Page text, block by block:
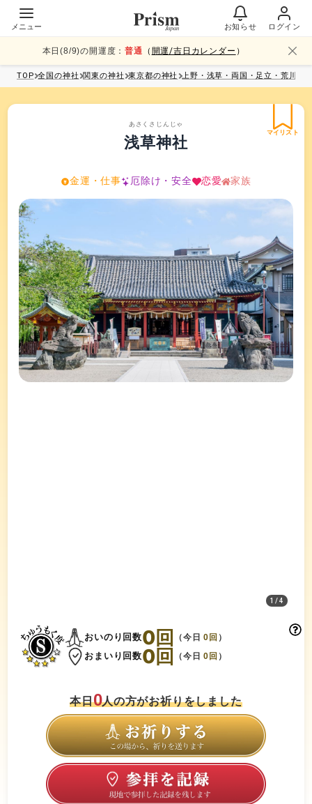
メニュー お知らせ ログイン
本日(8/9)の開運度：普通 （ 開運/吉日カレンダー ）
TOP 全国の神社 関東の神社 東京都の神社 上野・浅草・両国・足立・荒川
マイリスト
あさくさじんじゃ
浅草神社
金運・仕事 厄除け・安全 恋愛 家族
1/4
おいのり回数0回 （今日0回 ）
おまいり回数0回 （今日0回 ）
本日0人の方がお祈りをしました